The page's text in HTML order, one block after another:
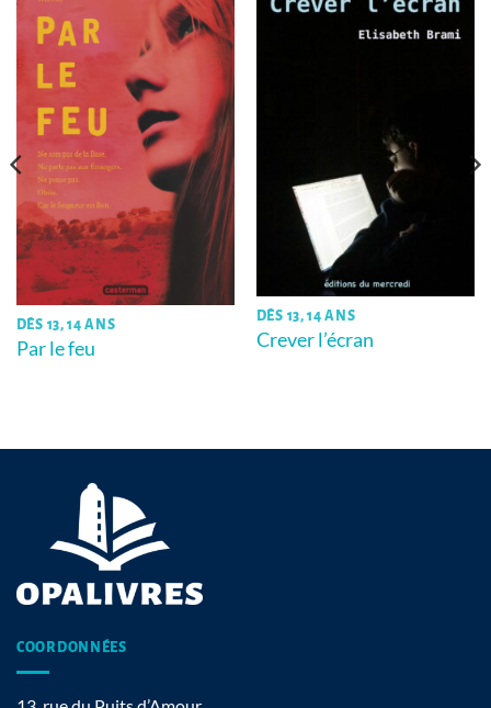
DÈS 13, 14 ANS
Par le feu
DÈS 13, 14 ANS
Crever l’écran
COORDONNÉES